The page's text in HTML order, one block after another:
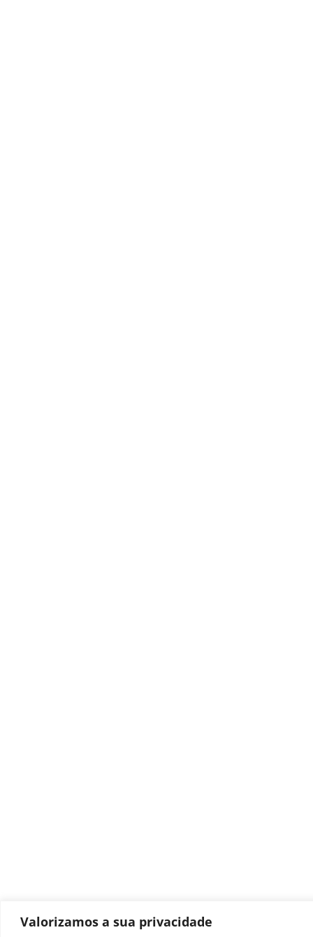
Valorizamos a sua privacidade